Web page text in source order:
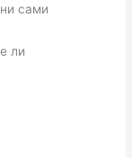
сами
ли